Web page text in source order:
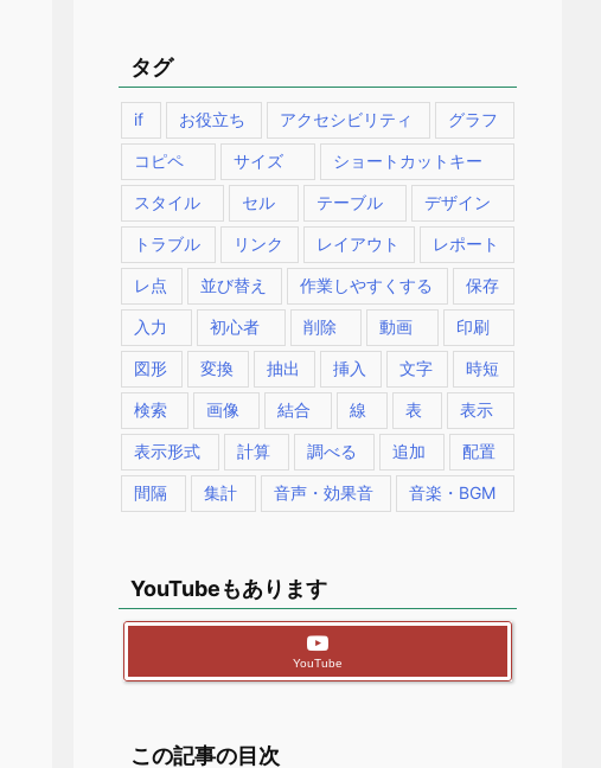
タグ
if お役立ち アクセシビリティ グラフ
コピペ サイズ ショートカットキー
スタイル セル テーブル デザイン
トラブル リンク レイアウト レポート
レ点 並び替え 作業しやすくする 保存
入力 初心者 削除 動画 印刷
図形 変換 抽出 挿入 文字 時短
検索 画像 結合 線 表 表示
表示形式 計算 調べる 追加 配置
間隔 集計 音声・効果音 音楽・BGM
YouTubeもあります
YouTube
この記事の目次